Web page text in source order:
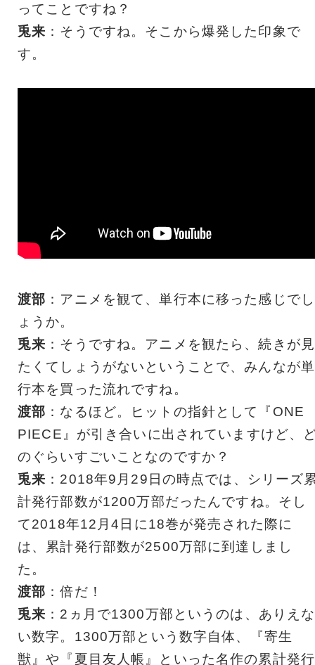
ってことですね？
兎来 ：そうですね。そこから爆発した印象で
す。
渡部 ：アニメを観て、単行本に移った感じでし
ょうか。
兎来 ：そうですね。アニメを観たら、続きが見
たくてしょうがないということで、みんなが単
行本を買った流れですね。
渡部 ：なるほど。ヒットの指針として『ONE
PIECE』が引き合いに出されていますけど、
のぐらいすごいことなのですか？
兎来 ：2018年9月29日の時点では、シリーズ
計発行部数が1200万部だったんですね。そし
て2018年12月4日に18巻が発売された際に
は、累計発行部数が2500万部に到達しまし
た。
渡部 ：倍だ！
兎来 ：2ヵ月で1300万部というのは、ありえな
い数字。1300万部という数字自体、『寄生
獣』や『夏目友人帳』といった名作の累計発行